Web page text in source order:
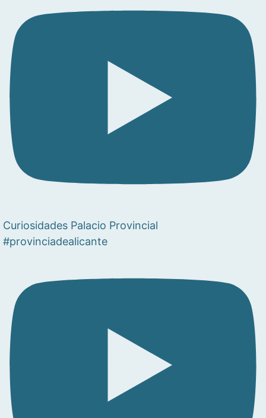
Curiosidades Palacio Provincial
#provinciadealicante